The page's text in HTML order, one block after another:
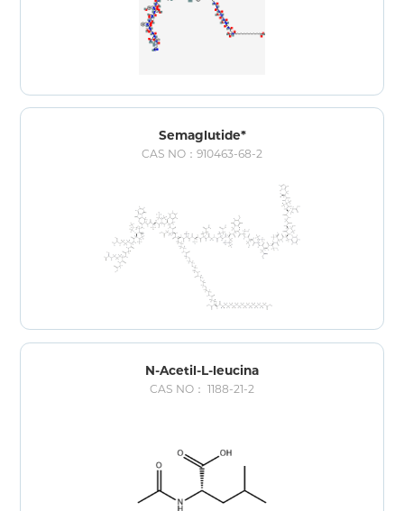
Semaglutide*
CAS NO：910463-68-2
N-Acetil-L-leucina
CAS NO： 1188-21-2